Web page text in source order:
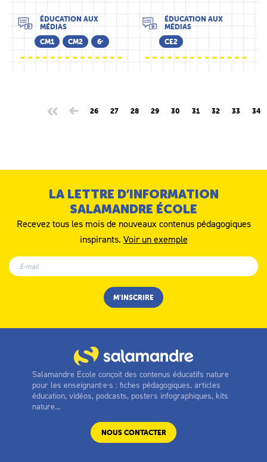
ÉDUCATION AUX
MÉDIAS
CM1
CM2 6ᵉ
ÉDUCATION AUX
MÉDIAS
CE2
26 27 28 29 30 31 32 33 34
LA LETTRE D’INFORMATION
SALAMANDRE ÉCOLE
Recevez tous les mois de nouveaux contenus pédagogiques
inspirants. Voir un exemple
Salamandre Ecole conçoit des contenus éducatifs nature
pour les enseignant·e·s : fiches pédagogiques, articles
éducation, vidéos, podcasts, posters infographiques, kits
nature...
NOUS CONTACTER